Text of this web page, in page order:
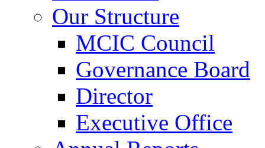
Our Structure
MCIC Council
Governance Board
Director
Executive Office